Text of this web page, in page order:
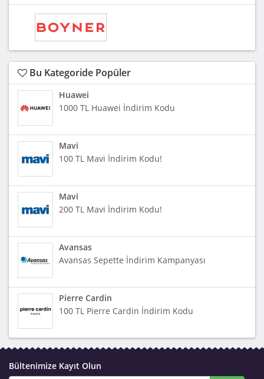
Bu Kategoride Popüler
Huawei
1000 TL Huawei İndirim Kodu
Mavi
100 TL Mavi İndirim Kodu!
Mavi
200 TL Mavi İndirim Kodu!
Avansas
Avansas Sepette İndirim Kampanyası
Pierre Cardin
100 TL Pierre Cardin İndirim Kodu
Bültenimize Kayıt Olun